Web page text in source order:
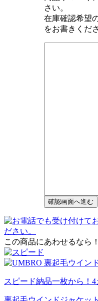
さい。
在庫確認希望
をお書きくだ
この商品にあわせるなら！
スピード納品一枚から！ 4